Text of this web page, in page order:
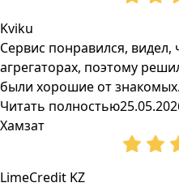
Kviku
Сервис понравился, видел,
агрегаторах, поэтому
были хорошие от
Читать полностью
Хамзат
LimeCredit KZ